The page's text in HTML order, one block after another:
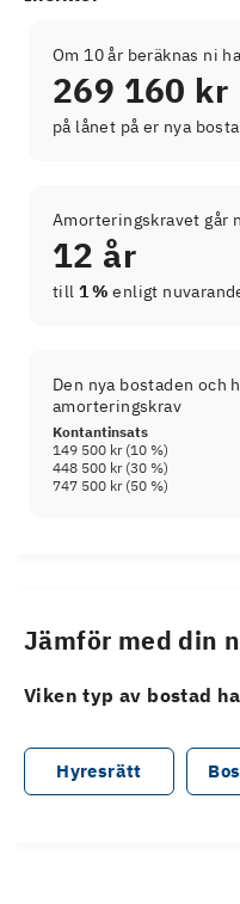
Om 10 år beräknas ni
269 160 kr
på lånet på er nya
Amorteringskravet går
12 år
till 1 % enligt
Den nya bostaden och
amorteringskrav
Kontantinsats
149 500 kr(10 %)
448 500 kr(30 %)
747 500 kr(50 %)
Jämför med din
Viken typ av bostad
Hyresrätt